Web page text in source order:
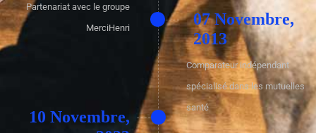
Partenariat avec le groupe
MerciHenri
10 Novembre,
07 Novembre,
2013
Comparateur indépendant
spécialisé dans les mutuelles
santé